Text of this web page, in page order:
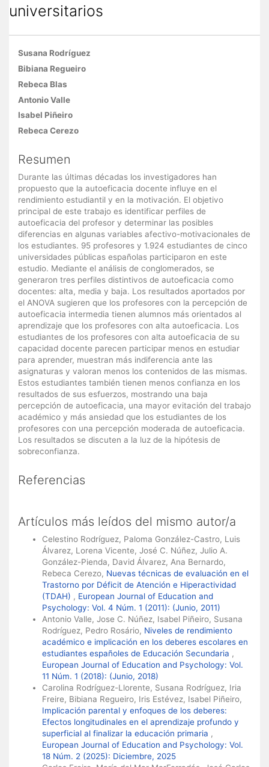
universitarios
Contenido
principal
del
artículo
Susana Rodríguez
Bibiana Regueiro
Rebeca Blas
Antonio Valle
Isabel Piñeiro
Rebeca Cerezo
Resumen
Durante las últimas décadas los investigadores han
propuesto que la autoeficacia docente influye en el
rendimiento estudiantil y en la motivación. El objetivo
principal de este trabajo es identificar perfiles de
autoeficacia del profesor y determinar las posibles
diferencias en algunas variables afectivo-motivacionales de
los estudiantes. 95 profesores y 1.924 estudiantes de cinco
universidades públicas españolas participaron en este
estudio. Mediante el análisis de conglomerados, se
generaron tres perfiles distintivos de autoeficacia como
docentes: alta, media y baja. Los resultados aportados por
el ANOVA sugieren que los profesores con la percepción de
autoeficacia intermedia tienen alumnos más orientados al
aprendizaje que los profesores con alta autoeficacia. Los
estudiantes de los profesores con alta autoeficacia de su
capacidad docente parecen participar menos en estudiar
para aprender, muestran más indiferencia ante las
asignaturas y valoran menos los contenidos de las mismas.
Estos estudiantes también tienen menos confianza en los
resultados de sus esfuerzos, mostrando una baja
percepción de autoeficacia, una mayor evitación del trabajo
académico y más ansiedad que los estudiantes de los
profesores con una percepción moderada de autoeficacia.
Los resultados se discuten a la luz de la hipótesis de
sobreconfianza.
Referencias
Artículos más leídos del mismo autor/a
Celestino Rodríguez, Paloma González-Castro, Luis
Álvarez, Lorena Vicente, José C. Núñez, Julio A.
González-Pienda, David Álvarez, Ana Bernardo,
Rebeca Cerezo, Nuevas técnicas de evaluación en el
Trastorno por Déficit de Atención e Hiperactividad
(TDAH) , European Journal of Education and
Psychology: Vol. 4 Núm. 1 (2011): (Junio, 2011)
Antonio Valle, Jose C. Núñez, Isabel Piñeiro, Susana
Rodríguez, Pedro Rosário, Niveles de rendimiento
académico e implicación en los deberes escolares en
estudiantes españoles de Educación Secundaria ,
European Journal of Education and Psychology: Vol.
11 Núm. 1 (2018): (Junio, 2018)
Carolina Rodríguez-Llorente, Susana Rodríguez, Iria
Freire, Bibiana Regueiro, Iris Estévez, Isabel Piñeiro,
Implicación parental y enfoques de los deberes:
Efectos longitudinales en el aprendizaje profundo y
superficial al finalizar la educación primaria ,
European Journal of Education and Psychology: Vol.
18 Núm. 2 (2025): Diciembre, 2025